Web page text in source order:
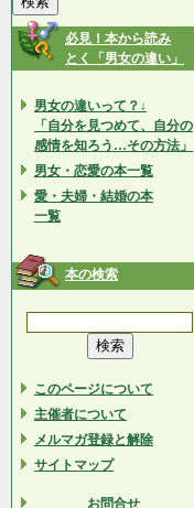
必見！本から読み
とく「男女の違い」
男女の違いって？↓
「自分を見つめて、自分の
感情を知ろう…その方法」
男女・恋愛の本一覧
愛・夫婦・結婚の本
一覧
本の検索
このページについて
主催者について
メルマガ登録と解除
サイトマップ
お問合せ